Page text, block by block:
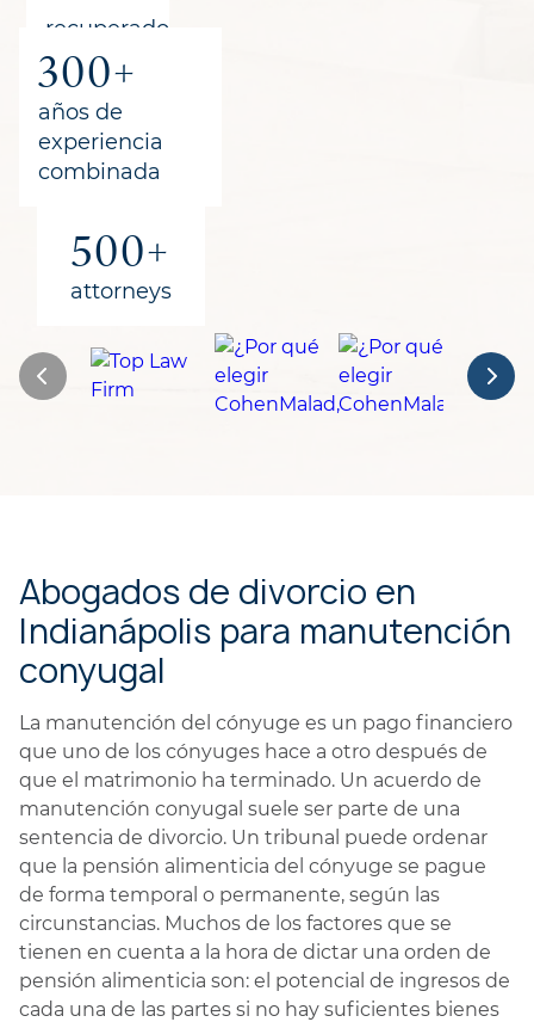
recuperado
para los
clientes
300+
años de
experiencia
combinada
500+
attorneys
Abogados de divorcio en
Indianápolis para manutención
conyugal
La manutención del cónyuge es un pago financiero
que uno de los cónyuges hace a otro después de
que el matrimonio ha terminado. Un acuerdo de
manutención conyugal suele ser parte de una
sentencia de divorcio. Un tribunal puede ordenar
que la pensión alimenticia del cónyuge se pague
de forma temporal o permanente, según las
circunstancias. Muchos de los factores que se
tienen en cuenta a la hora de dictar una orden de
pensión alimenticia son: el potencial de ingresos de
cada una de las partes si no hay suficientes bienes